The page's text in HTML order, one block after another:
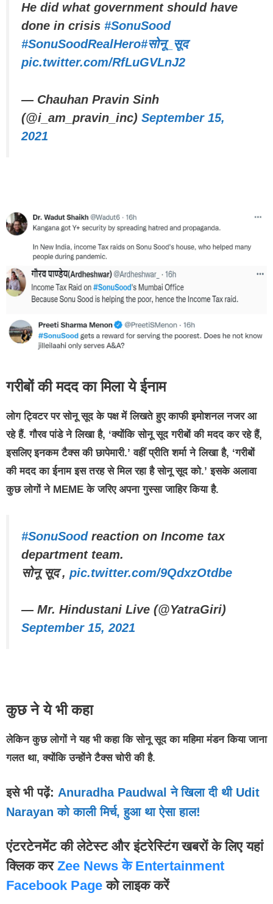
He did what government should have
done in crisis #SonuSood
#SonuSoodRealHero#सोनू_सूद
pic.twitter.com/RfLuGVLnJ2
— Chauhan Pravin Sinh
(@i_am_pravin_inc) September 15,
2021
गरीबों की मदद का मिला ये ईनाम
लोग ट्विटर पर सोनू सूद के पक्ष में लिखते हुए काफी इमोशनल नजर आ
रहे हैं. गौरव पांडे ने लिखा है, ‘क्योंकि सोनू सूद गरीबों की मदद कर रहे हैं,
इसलिए इनकम टैक्स की छापेमारी.’ वहीं प्रीति शर्मा ने लिखा है, ‘गरीबों
की मदद का ईनाम इस तरह से मिल रहा है सोनू सूद को.’ इसके अलावा
कुछ लोगों ने MEME के जरिए अपना गुस्सा जाहिर किया है.
#SonuSoodreaction on Income tax
department team.
सोनू सूद , pic.twitter.com/9QdxzOtdbe
— Mr. Hindustani Live (@YatraGiri)
September 15, 2021
कुछ ने ये भी कहा
लेकिन कुछ लोगों ने यह भी कहा कि सोनू सूद का महिमा मंडन किया जाना
गलत था, क्योंकि उन्होंने टैक्स चोरी की है.
इसे भी पढ़ें: Anuradha Paudwal ने खिला दी थी Udit
Narayan को काली मिर्च, हुआ था ऐसा हाल!
एंटरटेनमेंट की लेटेस्ट और इंटरेस्टिंग खबरों के लिए यहां
क्लिक कर Zee News के Entertainment
Facebook Page को लाइक करें